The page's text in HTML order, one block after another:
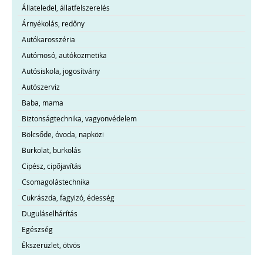
Állateledel, állatfelszerelés
Árnyékolás, redőny
Autókarosszéria
Autómosó, autókozmetika
Autósiskola, jogosítvány
Autószerviz
Baba, mama
Biztonságtechnika, vagyonvédelem
Bölcsőde, óvoda, napközi
Burkolat, burkolás
Cipész, cipőjavítás
Csomagolástechnika
Cukrászda, fagyizó, édesség
Duguláselhárítás
Egészség
Ékszerüzlet, ötvös